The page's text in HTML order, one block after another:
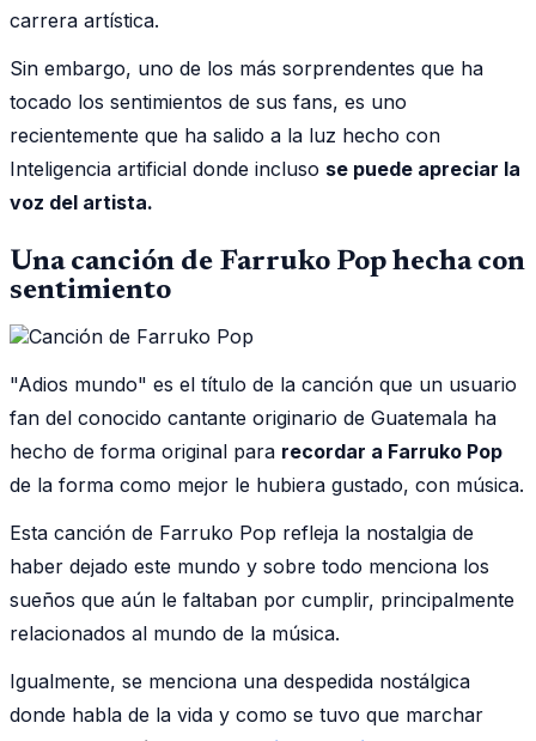
carrera artística.
Sin embargo, uno de los más sorprendentes que ha
tocado los sentimientos de sus fans, es uno
recientemente que ha salido a la luz hecho con
Inteligencia artificial donde incluso se puede apreciar la
voz del artista.
Una canción de Farruko Pop hecha con
sentimiento
"Adios mundo" es el título de la canción que un usuario
fan del conocido cantante originario de Guatemala ha
hecho de forma original para recordar a Farruko Pop
de la forma como mejor le hubiera gustado, con música.
Esta canción de Farruko Pop refleja la nostalgia de
haber dejado este mundo y sobre todo menciona los
sueños que aún le faltaban por cumplir, principalmente
relacionados al mundo de la música.
Igualmente, se menciona una despedida nostálgica
donde habla de la vida y como se tuvo que marchar